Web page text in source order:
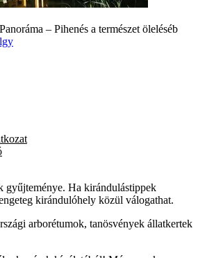
– Pihenés a természet öleléséb
gyűjteménye. Ha kirándulástippek
kirándulóhely közül válogathat.
arborétumok, tanösvények állatkertek